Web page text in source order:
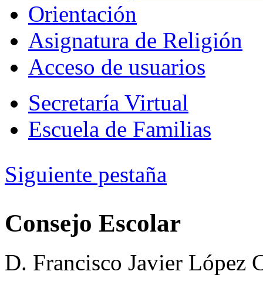
Orientación
Asignatura de Religión
Acceso de usuarios
Secretaría Virtual
Escuela de Familias
Siguiente pestaña
Consejo Escolar
D. Francisco Javier López